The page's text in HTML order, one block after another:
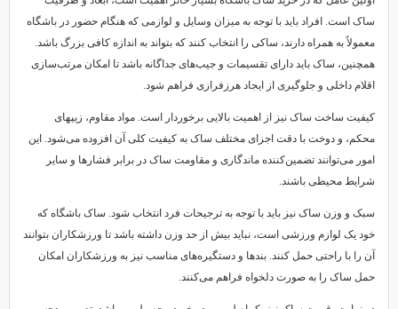
ساک است. افراد باید با توجه به میزان وسایل و لوازمی که هنگام حضور در باشگاه
معمولاً به همراه دارند، ساکی را انتخاب کنند که بتواند به اندازه کافی بزرگ باشد.
همچنین، ساک باید دارای تقسیمات و جیب‌های جداگانه باشد تا امکان مرتب‌سازی
اقلام داخلی و جلوگیری از ایجاد هرزفرازی فراهم شود.
کیفیت ساخت ساک نیز از اهمیت بالایی برخوردار است. مواد مقاوم، زیپهای
محکم، و دوخت با دقت اجزای مختلف ساک به کیفیت کلی آن افزوده می‌شود. این
امور می‌توانند تضمین‌کننده ماندگاری و مقاومت ساک در برابر فشارها و سایر
شرایط محیطی باشند.
سبک و وزن ساک نیز باید با توجه به ترجیحات فرد انتخاب شود. ساک باشگاه که
خود یک لوازم ورزشی است، نباید بیش از حد وزن داشته باشد تا ورزشکاران بتوانند
آن را با راحتی حمل کنند. بندها و دستگیره‌های مناسب نیز به ورزشکاران امکان
حمل ساک را به صورت دلخواه فراهم می‌کنند.